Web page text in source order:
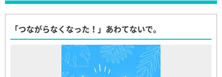
「つながらなくなった！」あわてないで。